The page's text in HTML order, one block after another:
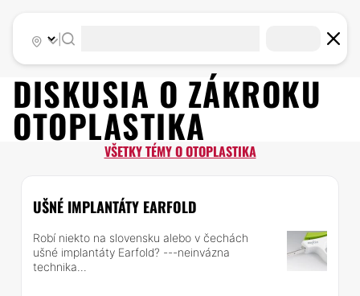
|
DISKUSIA O ZÁKROKU
OTOPLASTIKA
VŠETKY TÉMY O OTOPLASTIKA
UŠNÉ IMPLANTÁTY EARFOLD
Robí niekto na slovensku alebo v čechách
ušné implantáty Earfold? ---neinvázna
technika...